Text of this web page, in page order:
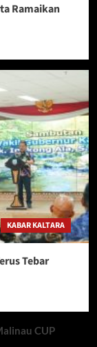
Ramaikan
KABAR KALTARA
Tebar
CUP